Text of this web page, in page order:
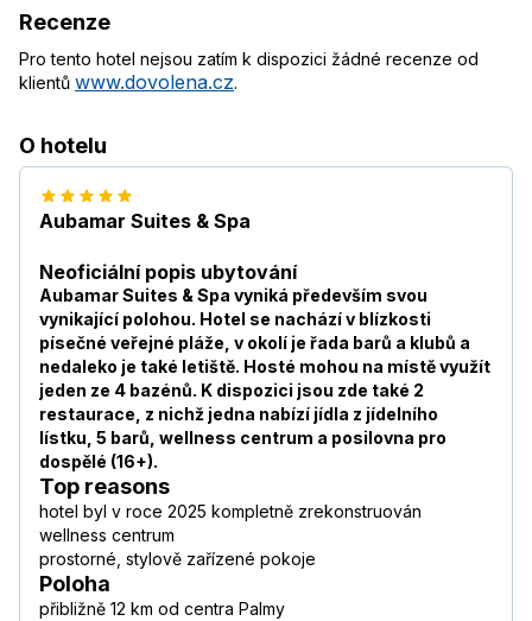
Recenze
Pro tento hotel nejsou zatím k dispozici žádné recenze od
klientů www.dovolena.cz.
O hotelu
Aubamar Suites & Spa
Neoficiální popis ubytování
Aubamar Suites & Spa vyniká především svou
vynikající polohou. Hotel se nachází v blízkosti
písečné veřejné pláže, v okolí je řada barů a klubů a
nedaleko je také letiště. Hosté mohou na místě využít
jeden ze 4 bazénů. K dispozici jsou zde také 2
restaurace, z nichž jedna nabízí jídla z jídelního
lístku, 5 barů, wellness centrum a posilovna pro
dospělé (16+).
Top reasons
hotel byl v roce 2025 kompletně zrekonstruován
wellness centrum
prostorné, stylově zařízené pokoje
Poloha
přibližně 12 km od centra Palmy